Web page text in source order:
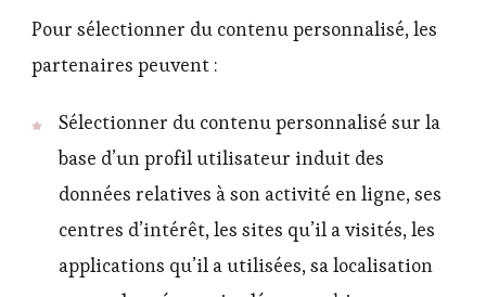
Pour sélectionner du contenu personnalisé, les
partenaires peuvent :
Sélectionner du contenu personnalisé sur la
base d’un profil utilisateur induit des
données relatives à son activité en ligne, ses
centres d’intérêt, les sites qu’il a visités, les
applications qu’il a utilisées, sa localisation